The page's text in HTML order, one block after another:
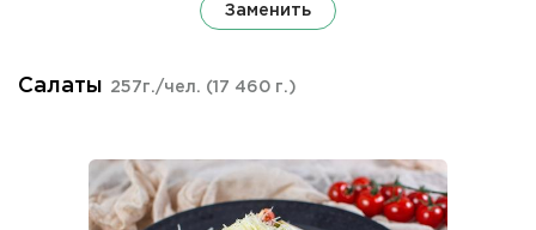
Заменить
Салаты 257г./чел. (17 460 г.)